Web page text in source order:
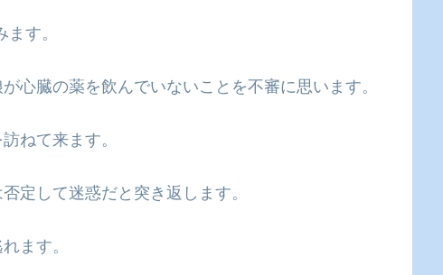
す。
心臓の薬を飲んでいないことを不審に思います。
ねて来ます。
定して迷惑だと突き返します。
ます。